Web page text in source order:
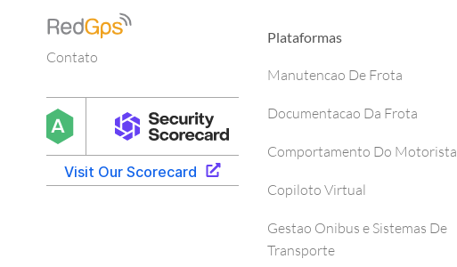
Contato
Plataformas
Manutencao De Frota
Documentacao Da Frota
Comportamento Do Motorista
Copiloto Virtual
Gestao Onibus e Sistemas De
Transporte